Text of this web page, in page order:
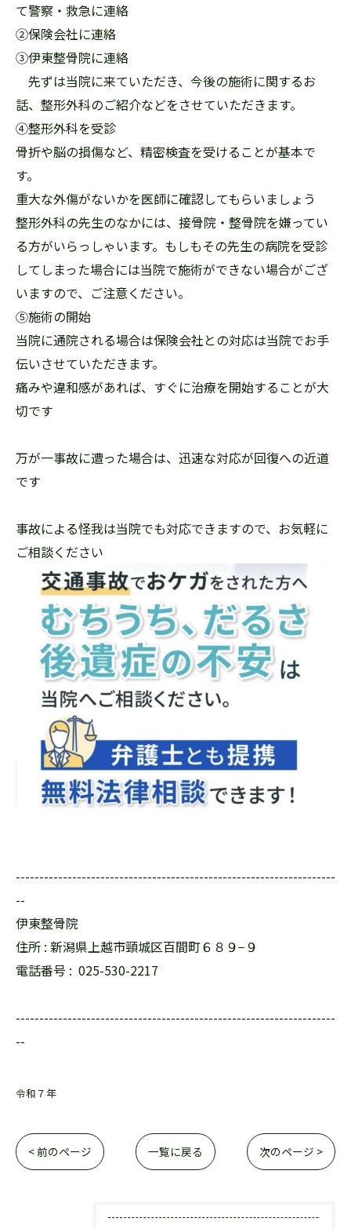
て警察・救急に連絡
➁保険会社に連絡
③伊東整骨院に連絡
先ずは当院に来ていただき、今後の施術に関するお
話、整形外科のご紹介などをさせていただきます。
④整形外科を受診
骨折や脳の損傷など、精密検査を受けることが基本で
す。
重大な外傷がないかを医師に確認してもらいましょう
整形外科の先生のなかには、接骨院・整骨院を嫌ってい
る方がいらっしゃいます。もしもその先生の病院を受診
してしまった場合には当院で施術ができない場合がござ
いますので、ご注意ください。
⑤施術の開始
当院に通院される場合は保険会社との対応は当院でお手
伝いさせていただきます。
痛みや違和感があれば、すぐに治療を開始することが大
切です
万が一事故に遭った場合は、迅速な対応が回復への近道
です
事故による怪我は当院でも対応できますので、お気軽に
ご相談ください
--------------------------------------------------------------------
--
伊東整骨院
住所 : 新潟県上越市頸城区百間町６８９−９
電話番号 : 025-530-2217
--------------------------------------------------------------------
--
令和７年
< 前のページ 一覧に戻る 次のページ >